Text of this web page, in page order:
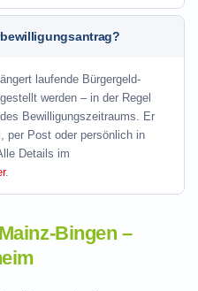
laufende Bürgergeld-
werden – in der Regel
Bewilligungszeitraums. Er
per Post oder persönlich in
Details im
.
Bingen –